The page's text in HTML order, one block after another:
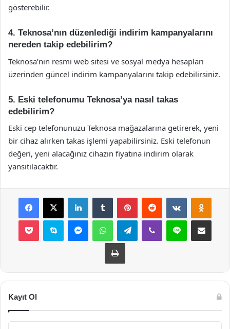
gösterebilir.
4. Teknosa’nın düzenlediği indirim kampanyalarını
nereden takip edebilirim?
Teknosa’nın resmi web sitesi ve sosyal medya hesapları
üzerinden güncel indirim kampanyalarını takip edebilirsiniz.
5. Eski telefonumu Teknosa’ya nasıl takas
edebilirim?
Eski cep telefonunuzu Teknosa mağazalarına getirerek, yeni
bir cihaz alırken takas işlemi yapabilirsiniz. Eski telefonun
değeri, yeni alacağınız cihazın fiyatına indirim olarak
yansıtılacaktır.
Facebook
X LinkedInTumblr PinterestReddit VKontakte
Pocket Skype MessengerWhatsAppTelegramViber Line E-Posta ile
Yazdır
Kayıt Ol